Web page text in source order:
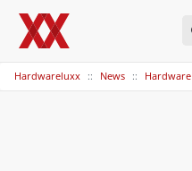
Hardwareluxx News Hardware